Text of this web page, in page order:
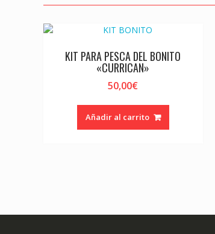
KIT PARA PESCA DEL BONITO
«CURRICAN»
50,00€
Añadir al carrito